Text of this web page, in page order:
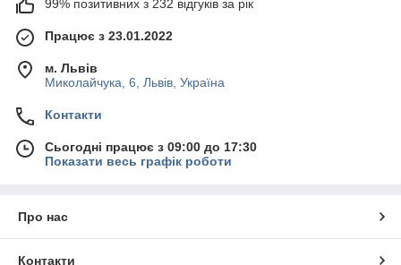
99% позитивних з 232 відгуків за рік
Працює з 23.01.2022
м. Львів
Миколайчука, 6, Львів, Україна
Контакти
Сьогодні працює з 09:00 до 17:30
Показати весь графік роботи
Про нас
Контакти